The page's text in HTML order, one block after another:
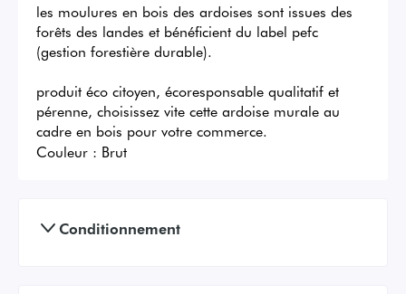
les moulures en bois des ardoises sont issues des
forêts des landes et bénéficient du label pefc
(gestion forestière durable).
produit éco citoyen, écoresponsable qualitatif et
pérenne, choisissez vite cette ardoise murale au
cadre en bois pour votre commerce.
Couleur : Brut
Conditionnement